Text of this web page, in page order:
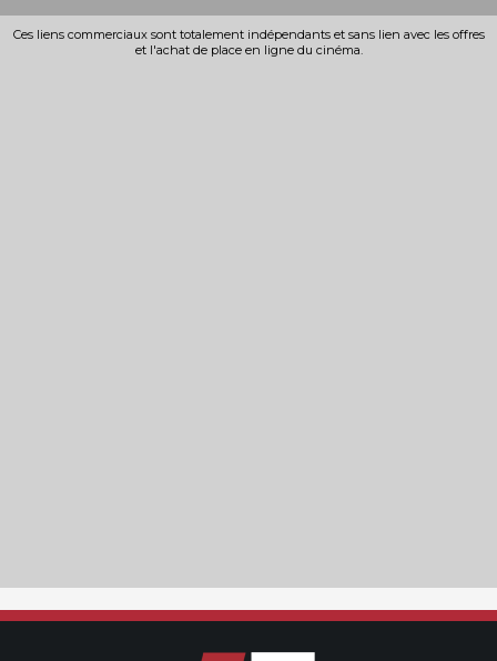
Ces liens commerciaux sont totalement indépendants et sans lien avec les offres
et l'achat de place en ligne du cinéma.